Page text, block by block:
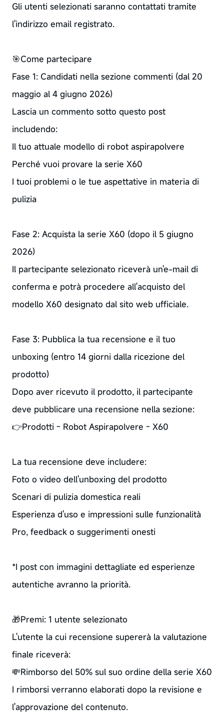
Gli utenti selezionati saranno contattati tramite
l'indirizzo email registrato.
🎯Come partecipare
Fase 1: Candidati nella sezione commenti (dal 20
maggio al 4 giugno 2026)
Lascia un commento sotto questo post
includendo:
Il tuo attuale modello di robot aspirapolvere
Perché vuoi provare la serie X60
I tuoi problemi o le tue aspettative in materia di
pulizia
Fase 2: Acquista la serie X60 (dopo il 5 giugno
2026)
Il partecipante selezionato riceverà un'e-mail di
conferma e potrà procedere all'acquisto del
modello X60 designato dal sito web ufficiale.
Fase 3: Pubblica la tua recensione e il tuo
unboxing (entro 14 giorni dalla ricezione del
prodotto)
Dopo aver ricevuto il prodotto, il partecipante
deve pubblicare una recensione nella sezione:
👉Prodotti - Robot Aspirapolvere - X60
La tua recensione deve includere:
Foto o video dell'unboxing del prodotto
Scenari di pulizia domestica reali
Esperienza d'uso e impressioni sulle funzionalità
Pro, feedback o suggerimenti onesti
*I post con immagini dettagliate ed esperienze
autentiche avranno la priorità.
🎁Premi: 1 utente selezionato
L'utente la cui recensione supererà la valutazione
finale riceverà:
💸Rimborso del 50% sul suo ordine della serie X60
I rimborsi verranno elaborati dopo la revisione e
l'approvazione del contenuto.